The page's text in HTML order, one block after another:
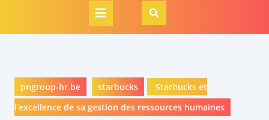
Open
Button
pngroup-hr.be starbucks
Starbucks et
l’excellence de sa gestion des ressources humaines